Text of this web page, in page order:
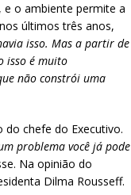
o ambiente permite a
últimos três anos,
isso. Mas a partir de
isso é muito
não constrói uma
chefe do Executivo.
problema você já pode
Na opinião do
Dilma Rousseff.